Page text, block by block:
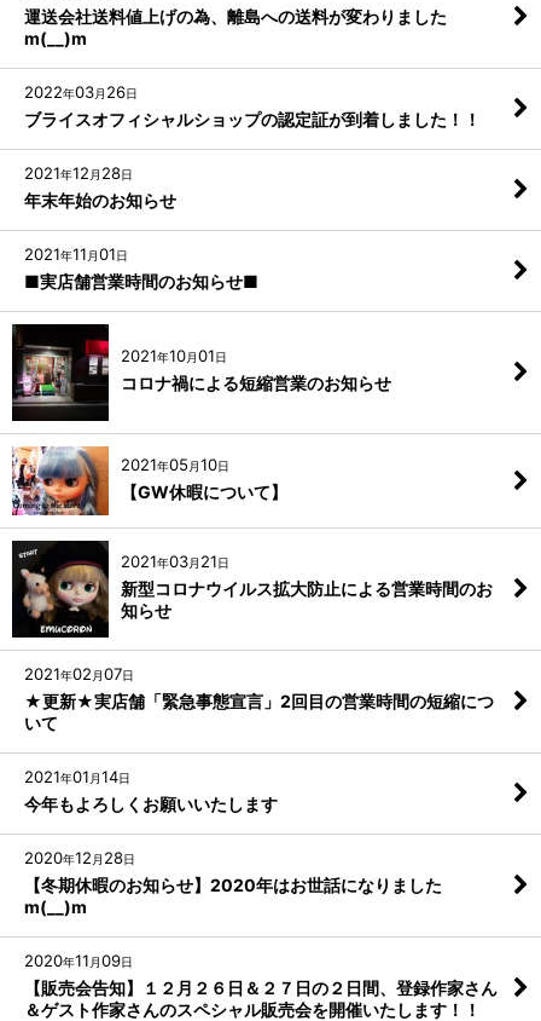
運送会社送料値上げの為、離島への送料が変わりました
m(__)m
2022年03月 26日
ブライスオフィシャルショップの認定証が到着しました！！
2021年12 月 28日
年末年始のお知らせ
2021年11 月01日
■実店舗営業時間のお知らせ■
2021年10月01日
コロナ禍による短縮営業のお知らせ
2021年05 月10日
【GW休暇について】
2021年03月 21日
新型コロナウイルス拡大防止による営業時間のお
知らせ
2021年02 月07日
★更新★実店舗「緊急事態宣言」2回目の営業時間の短縮につ
いて
2021年01 月14日
今年もよろしくお願いいたします
2020年12 月 28日
【冬期休暇のお知らせ】2020年はお世話になりました
m(__)m
2020年11 月09日
【販売会告知】１２月２６日＆２７日の２日間、登録作家さん
＆ゲスト作家さんのスペシャル販売会を開催いたします！！